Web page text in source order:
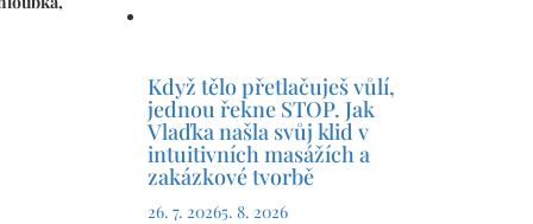
Když tělo přetlačuješ vůlí,
jednou řekne STOP. Jak
Vlaďka našla svůj klid v
intuitivních masážích a
zakázkové tvorbě
26. 7. 20265. 8. 2026